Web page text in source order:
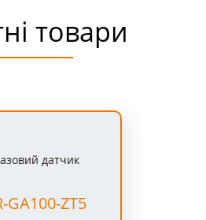
товари
IR100-ZT5